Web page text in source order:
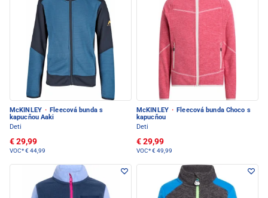
McKINLEY · Fleecová bunda s
kapucňou Aaki
Deti
€ 29,99
VOC*€ 44,99
McKINLEY · Fleecová bunda Choco s
kapucňou
Deti
€ 29,99
VOC*€ 49,99